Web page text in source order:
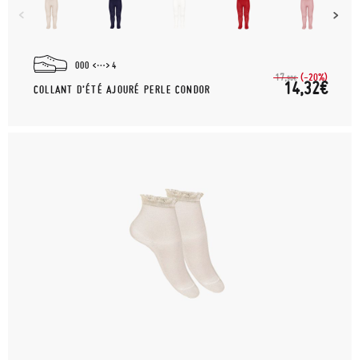
000 4
COLLANT D’ÉTÉ AJOURÉ PERLE CONDOR
17,90€ (-20%)
14,32€